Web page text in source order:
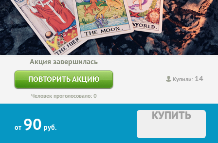
Купили: 14
Акция завершилась
ПОВТОРИТЬ АКЦИЮ
Человек проголосовало: 0
от 90 руб.
КУПИТЬ